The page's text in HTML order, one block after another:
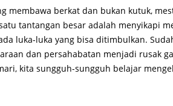
membawa berkat dan bukan kutuk,
tantangan besar adalah menyikapi
luka-luka yang bisa ditimbulkan.
dan persahabatan menjadi rusak
kita sungguh-sungguh belajar